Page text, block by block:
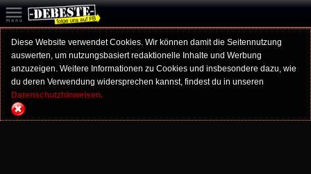
Diese Website verwendet Cookies. Wir können damit die Seitennutzung
auswerten, um nutzungsbasiert redaktionelle Inhalte und Werbung
anzuzeigen. Weitere Informationen zu Cookies und insbesondere dazu, wie
du deren Verwendung widersprechen kannst, findest du in unseren
Datenschutzhinweisen.